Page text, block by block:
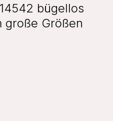
bügellos
große Größen